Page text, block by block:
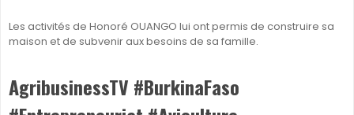
Les activités de Honoré OUANGO lui ont permis de construire sa
maison et de subvenir aux besoins de sa famille.
AgribusinessTV #BurkinaFaso